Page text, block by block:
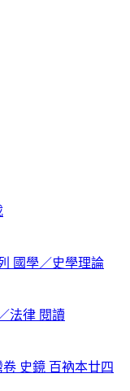
國學／史學理論
法律 閱讀
卷 史鏡 百衲本廿四